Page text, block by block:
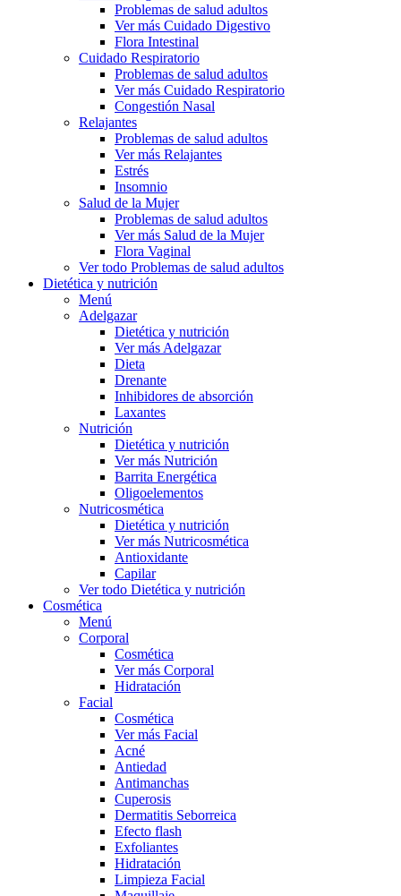
Problemas de salud adultos
Ver más Cuidado Digestivo
Flora Intestinal
Cuidado Respiratorio
Problemas de salud adultos
Ver más Cuidado Respiratorio
Congestión Nasal
Relajantes
Problemas de salud adultos
Ver más Relajantes
Estrés
Insomnio
Salud de la Mujer
Problemas de salud adultos
Ver más Salud de la Mujer
Flora Vaginal
Ver todo Problemas de salud adultos
Dietética y nutrición
Menú
Adelgazar
Dietética y nutrición
Ver más Adelgazar
Dieta
Drenante
Inhibidores de absorción
Laxantes
Nutrición
Dietética y nutrición
Ver más Nutrición
Barrita Energética
Oligoelementos
Nutricosmética
Dietética y nutrición
Ver más Nutricosmética
Antioxidante
Capilar
Ver todo Dietética y nutrición
Cosmética
Menú
Corporal
Cosmética
Ver más Corporal
Hidratación
Facial
Cosmética
Ver más Facial
Acné
Antiedad
Antimanchas
Cuperosis
Dermatitis Seborreica
Efecto flash
Exfoliantes
Hidratación
Limpieza Facial